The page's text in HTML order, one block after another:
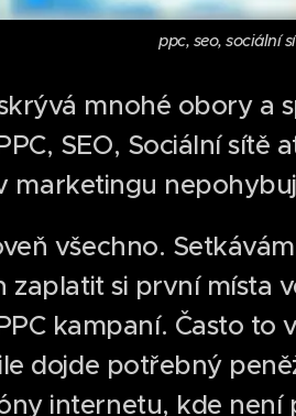
ppc, seo, sociální
mnohé obory a
SEO, Sociální sítě
marketingu
všechno.
zaplatit si první místa
kampaní. Často
dojde potřebný
internetu, kde